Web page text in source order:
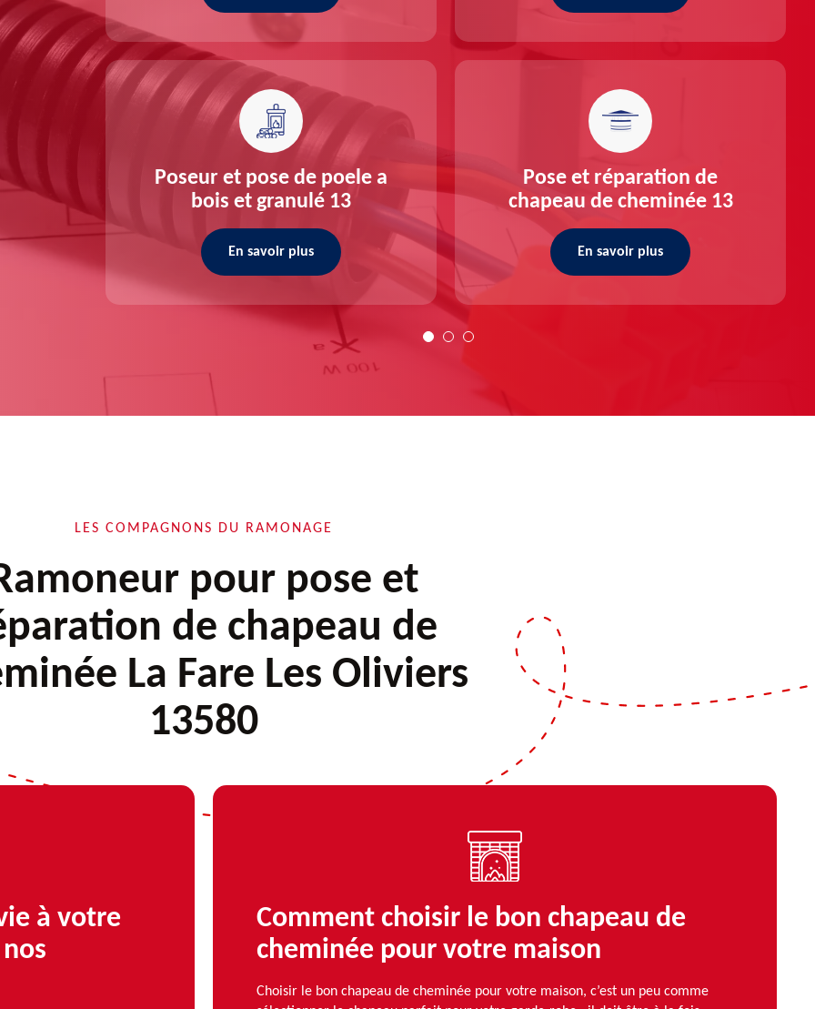
13
Poseur et pose de poele a
bois et granulé 13
En savoir plus
Pose et réparation de
chapeau de cheminée 13
En savoir plus
LES COMPAGNONS DU RAMONAGE
pour pose et
de chapeau de
La Fare Les Oliviers
13580
à votre
Comment choisir le bon chapeau de
cheminée pour votre maison
Choisir le bon chapeau de cheminée pour votre maison, c’est un peu comme